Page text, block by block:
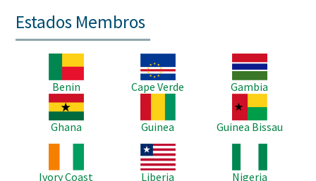
Estados Membros
Benin
Imagem
Cape Verde
Imagem
Gambia
Imagem
Ghana
Guinea
Imagem
Guinea Bissau
Ivory Coast
Imagem
Liberia
Nigeria